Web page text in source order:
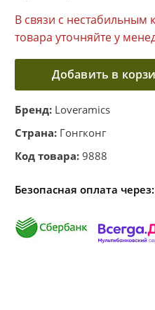
В связи с нестабильным
товара уточняйте у
Добавить в
Бренд: Loveramics
Страна: Гонгконг
Код товара: 9888
Безопасная оплата через: